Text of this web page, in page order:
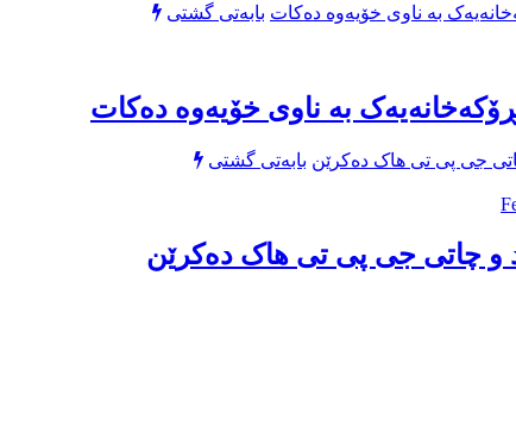
بابەتی گشتی
بە ناوی خۆیەوە دەکات
بابەتی گشتی
و چاتی جی پی تی هاک دەکرێن